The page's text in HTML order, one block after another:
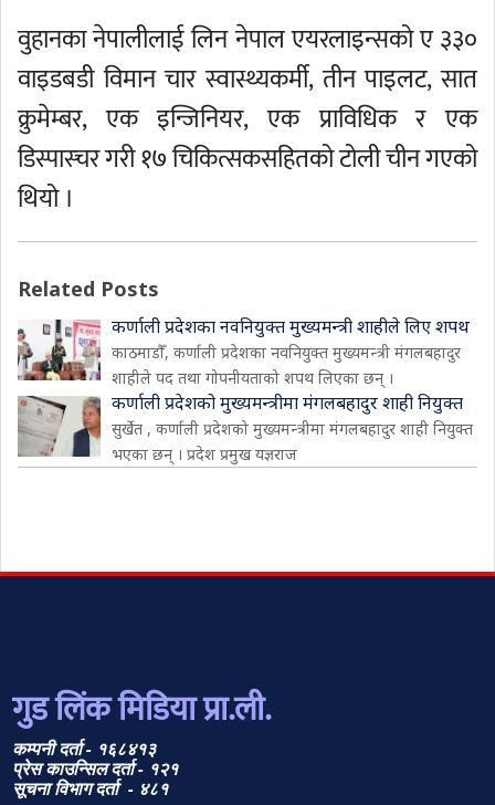
वुहानका नेपालीलाई लिन नेपाल एयरलाइन्सको ए ३३०
वाइडबडी विमान चार स्वास्थ्यकर्मी, तीन पाइलट, सात
क्रुमेम्बर, एक इन्जिनियर, एक प्राविधिक र एक
डिस्पास्चर गरी १७ चिकित्सकसहितको टोली चीन गएको
थियो ।
Related Posts
कर्णाली प्रदेशका नवनियुक्त मुख्यमन्त्री शाहीले लिए शपथ
काठमाडौँ, कर्णाली प्रदेशका नवनियुक्त मुख्यमन्त्री मंगलबहादुर
शाहीले पद तथा गोपनीयताको शपथ लिएका छन् ।
कर्णाली प्रदेशको मुख्यमन्त्रीमा मंगलबहादुर शाही नियुक्त
सुर्खेत , कर्णाली प्रदेशको मुख्यमन्त्रीमा मंगलबहादुर शाही नियुक्त
भएका छन् । प्रदेश प्रमुख यज्ञराज
गुड लिंक मिडिया प्रा.ली.
कम्पनी दर्ता - १६८४१३
प्रेस काउन्सिल दर्ता - १२१
सूचना विभाग दर्ता - ४८१